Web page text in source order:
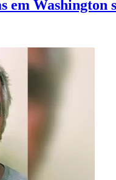
em Washington